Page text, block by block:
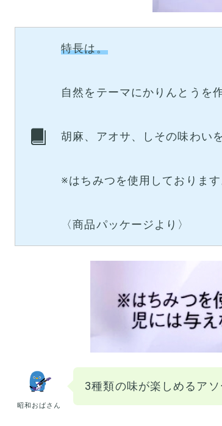
特長は。
自然をテーマにかりんとうを
胡麻、アオサ、しその味わい
※はちみつを使用しております
〈商品パッケージより〉
昭和おばさん
3種類の味が楽しめるア